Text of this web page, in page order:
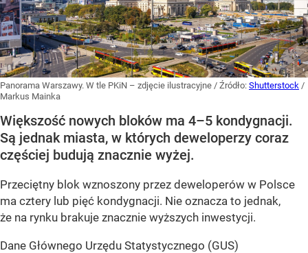
Panorama Warszawy. W tle PKiN – zdjęcie ilustracyjne / Źródło: Shutterstock /
Markus Mainka
Większość nowych bloków ma 4–5 kondygnacji.
Są jednak miasta, w których deweloperzy coraz
częściej budują znacznie wyżej.
Przeciętny blok wznoszony przez deweloperów w Polsce
ma cztery lub pięć kondygnacji. Nie oznacza to jednak,
że na rynku brakuje znacznie wyższych inwestycji.
Dane Głównego Urzędu Statystycznego (GUS)